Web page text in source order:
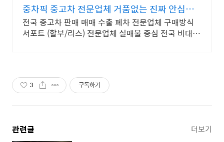
중차픽 중고차 전문업체 거품없는 진짜 안심거
래
전국 중고차 판매 매매 수출 폐차 전문업체 구매방식
서포트 (할부/리스) 전문업체 실매물 중심 전국 비대면
3 구독하기
관련글 더보기